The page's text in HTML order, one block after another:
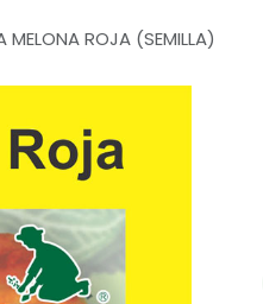
MELONA ROJA (SEMILLA)